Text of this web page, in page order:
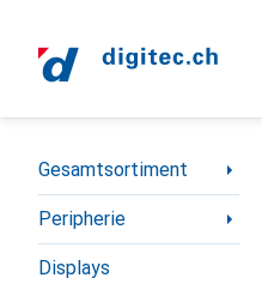
Navigation nach Kategorien
Gesamtsortiment
Peripherie
Displays